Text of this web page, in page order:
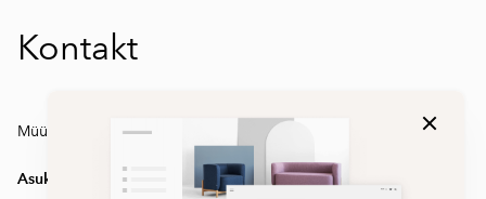
Kontakt
Müügi- ja tagastustingimused
Asukoht